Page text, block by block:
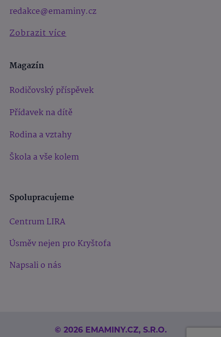
redakce@emaminy.cz
Zobrazit více
Magazín
Rodičovský příspěvek
Přídavek na dítě
Rodina a vztahy
Škola a vše kolem
Spolupracujeme
Centrum LIRA
Úsměv nejen pro Kryštofa
Napsali o nás
© 2026 EMAMINY.CZ, S.R.O.